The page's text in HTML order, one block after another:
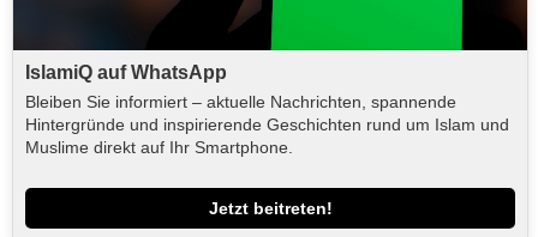
IslamiQ auf WhatsApp
Bleiben Sie informiert – aktuelle Nachrichten, spannende
Hintergründe und inspirierende Geschichten rund um Islam und
Muslime direkt auf Ihr Smartphone.
Jetzt beitreten!